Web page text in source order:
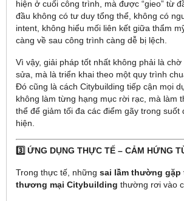
hiện ở cuối công trình, mà được “gieo” từ
đầu không có tư duy tổng thể, không có
intent, không hiểu mối liên kết giữa thẩm
càng về sau công trình càng dễ bị lệch.
Vì vậy, giải pháp tốt nhất không phải là
sửa, mà là triển khai theo một quy trình
Đó cũng là cách Citybuilding tiếp cận mọi
không làm từng hạng mục rời rạc, mà làm
thể để giảm tối đa các điểm gãy trong suốt
hiện.
3️⃣ ỨNG DỤNG THỰC TẾ – CẢM HỨNG
Trong thực tế, những sai lầm thường gặp
thương mại Citybuilding thường rơi vào